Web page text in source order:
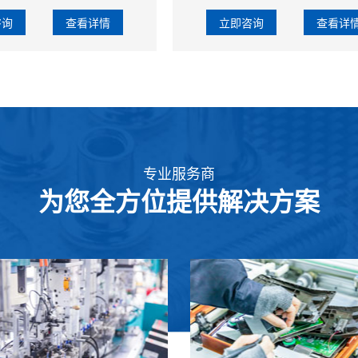
查看详情 立即咨询 查看详
专业服务商
为您全方位提供解决方案